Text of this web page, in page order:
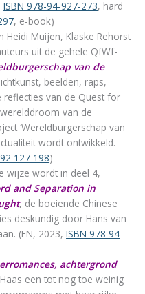
ISBN 978-94-927-273, hard
, e-book)
Muijen, Klaske Rehorst
uit de gehele QfWf-
van de
beelden, raps,
van de Quest for
van de
‘Wereldburgerschap van
wordt ontwikkeld.
127 198)
wijze wordt in deel 4,
and Separation in
, de boeiende Chinese
deskundig door Hans van
(EN, 2023,ISBN 978 94
achtergrond
een tot nog toe weinig